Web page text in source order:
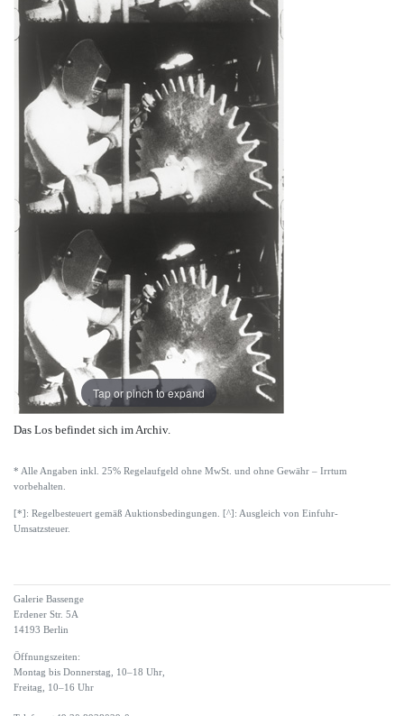
Tap or pinch to expand
Das Los befindet sich im Archiv.
* Alle Angaben inkl. 25% Regelaufgeld ohne MwSt. und ohne Gewähr – Irrtum
vorbehalten.
[*]: Regelbesteuert gemäß Auktionsbedingungen. [^]: Ausgleich von Einfuhr-
Umsatzsteuer.
Galerie Bassenge
Erdener Str. 5A
14193 Berlin
Öffnungszeiten:
Montag bis Donnerstag, 10–18 Uhr,
Freitag, 10–16 Uhr